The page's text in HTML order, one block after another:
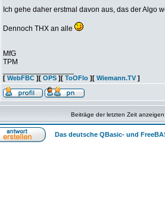
Ich gehe daher erstmal davon aus, das der Algo
Dennoch THX an alle
MfG
TPM
[ WebFBC ][ OPS ][ ToOFlo ][ Wiemann.TV ]
Beiträge der letzten Zeit
Das deutsche QBasic- und